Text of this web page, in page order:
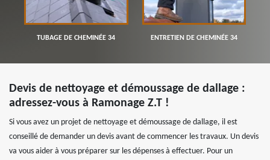
TUBAGE DE CHEMINÉE 34 ENTRETIEN DE CHEMINÉE 34
Devis de nettoyage et démoussage de dallage :
adressez-vous à Ramonage Z.T !
Si vous avez un projet de nettoyage et démoussage de dallage, il est
conseillé de demander un devis avant de commencer les travaux. Un devis
va vous aider à vous préparer sur les dépenses à effectuer. Pour un